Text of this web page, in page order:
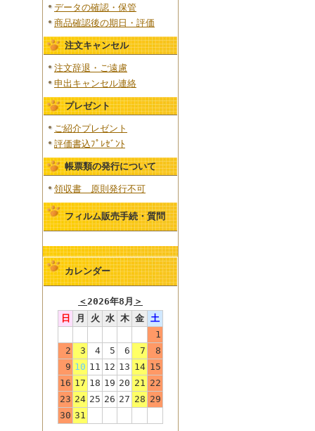
データの確認・保管
商品確認後の期日・評価
注文キャンセル
注文辞退・ご遠慮
申出キャンセル連絡
プレゼント
ご紹介プレゼント
評価書込ﾌﾟﾚｾﾞﾝﾄ
帳票類の発行について
領収書 原則発行不可
フィルム販売手続・質問
カレンダー
＜ 2026年8月 ＞
日
月 火 水 木 金
土
1
2
3 4 5 6 7
8
9 10 11 12 13 14 15
16 17 18 19 20 21
22
23 24 25 26 27 28 29
30 31